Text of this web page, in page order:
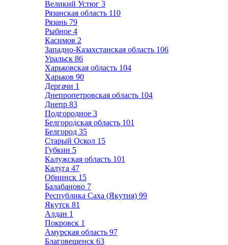
Великий Устюг 3
Рязанская область 110
Рязань 79
Рыбное 4
Касимов 2
Западно-Казахстанская область 106
Уральск 86
Харьковская область 104
Харьков 90
Дергачи 1
Днепропетровская область 104
Днепр 83
Подгородное 3
Белгородская область 101
Белгород 35
Старый Оскол 15
Губкин 5
Калужская область 101
Калуга 47
Обнинск 15
Балабаново 7
Республика Саха (Якутия) 99
Якутск 81
Алдан 1
Покровск 1
Амурская область 97
Благовещенск 63